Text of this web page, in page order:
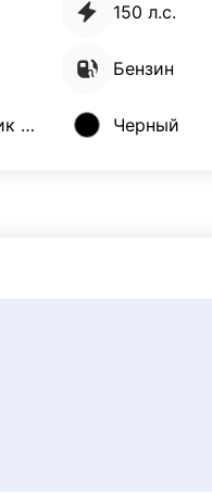
150 л.с.
Бензин
Внедорожник 5 дв. Черный